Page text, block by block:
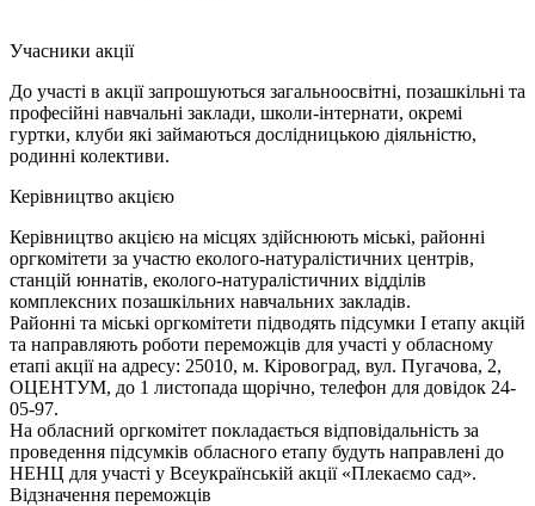
Учасники акції
До участі в акції запрошуються загальноосвітні, позашкільні та
професійні навчальні заклади, школи-інтернати, окремі
гуртки, клуби які займаються дослідницькою діяльністю,
родинні колективи.
Керівництво акцією
Керівництво акцією на місцях здійснюють міські, районні
оргкомітети за участю еколого-натуралістичних центрів,
станцій юннатів, еколого-натуралістичних відділів
комплексних позашкільних навчальних закладів.
Районні та міські оргкомітети підводять підсумки I етапу акцій
та направляють роботи переможців для участі у обласному
етапі акції на адресу: 25010, м. Кіровоград, вул. Пугачова, 2,
ОЦЕНТУМ, до 1 листопада щорічно, телефон для довідок 24-
05-97.
На обласний оргкомітет покладається відповідальність за
проведення підсумків обласного етапу будуть направлені до
НЕНЦ для участі у Всеукраїнській акції «Плекаємо сад».
Відзначення переможців